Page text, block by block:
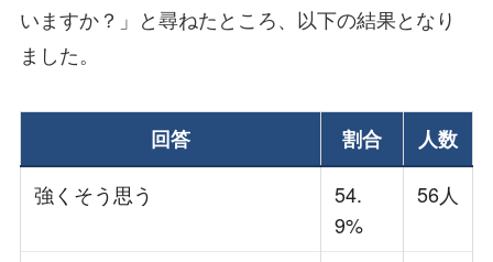
いますか？」と尋ねたところ、以下の結果となり
ました。
回答 割合
人数
強くそう思う
54.
9%
56人